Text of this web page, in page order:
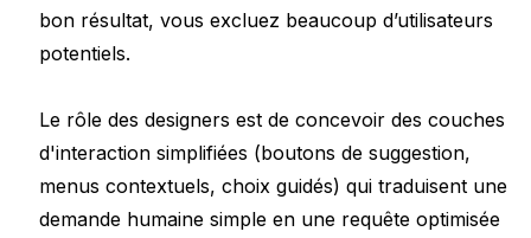
bon résultat, vous excluez beaucoup d’utilisateurs
potentiels.
Le rôle des designers est de concevoir des couches
d'interaction simplifiées (boutons de suggestion,
menus contextuels, choix guidés) qui traduisent une
demande humaine simple en une requête optimisée